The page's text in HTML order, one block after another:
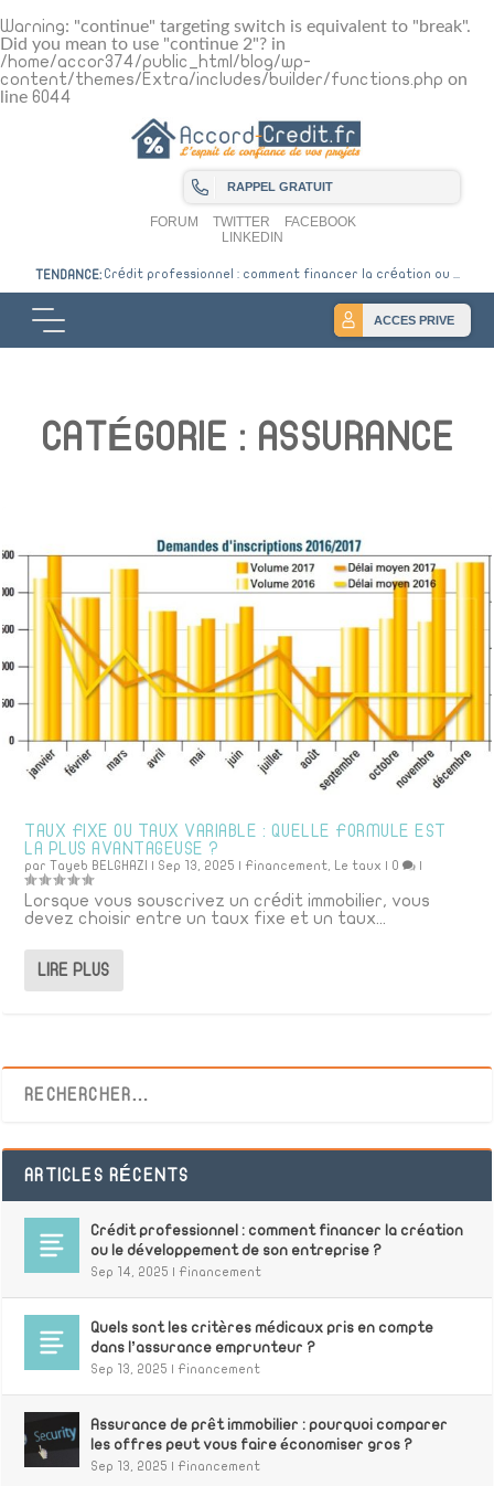
Warning: "continue" targeting switch is equivalent to "break".
Did you mean to use "continue 2"? in
/home/accor374/public_html/blog/wp-
content/themes/Extra/includes/builder/functions.php on
line 6044
RAPPEL GRATUIT
FORUM TWITTER
FACEBOOK
LINKEDIN
TENDANCE: Crédit professionnel : comment financer la création ou ...
ACCES PRIVE
CATÉGORIE : ASSURANCE
TAUX FIXE OU TAUX VARIABLE : QUELLE FORMULE EST
LA PLUS AVANTAGEUSE ?
parTayeb BELGHAZI | Sep 13, 2025 | Financement Le taux | 0 |
Lorsque vous souscrivez un crédit immobilier, vous
devez choisir entre un taux fixe et un taux...
LIRE PLUS
ARTICLES RÉCENTS
Crédit professionnel : comment financer la création
ou le développement de son entreprise ?
Sep 14, 2025 | Financement
Quels sont les critères médicaux pris en compte
dans l’assurance emprunteur ?
Sep 13, 2025 | Financement
Assurance de prêt immobilier : pourquoi comparer
les offres peut vous faire économiser gros ?
Sep 13, 2025 | Financement